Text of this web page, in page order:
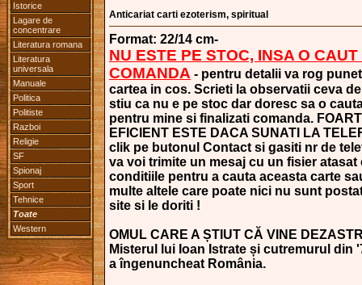
Istorice
Lagare de
concentrare
Literatura romana
Literatura
universala
Manuale
Politica
Politiste
Razboi
Religie
SF
Spionaj
Sport
Tehnice
Toate
Western
Anticariat carti ezoterism, spiritual
Format: 22/14 cm-
NU ESTE PE STOC, INSA O
COMANDA - pentru detalii va rog
cartea in cos. Scrieti la observatii ceva
stiu ca nu e pe stoc dar doresc sa o
pentru mine si finalizati comanda.
EFICIENT ESTE DACA SUNATI LA
clik pe butonul Contact si gasiti nr de
va voi trimite un mesaj cu un fisier atasat
conditiile pentru a cauta aceasta carte
multe altele care poate nici nu sunt
site si le doriti !
OMUL CARE A ȘTIUT CĂ VINE
Misterul lui Ioan Istrate și cutremurul din
a îngenuncheat România.